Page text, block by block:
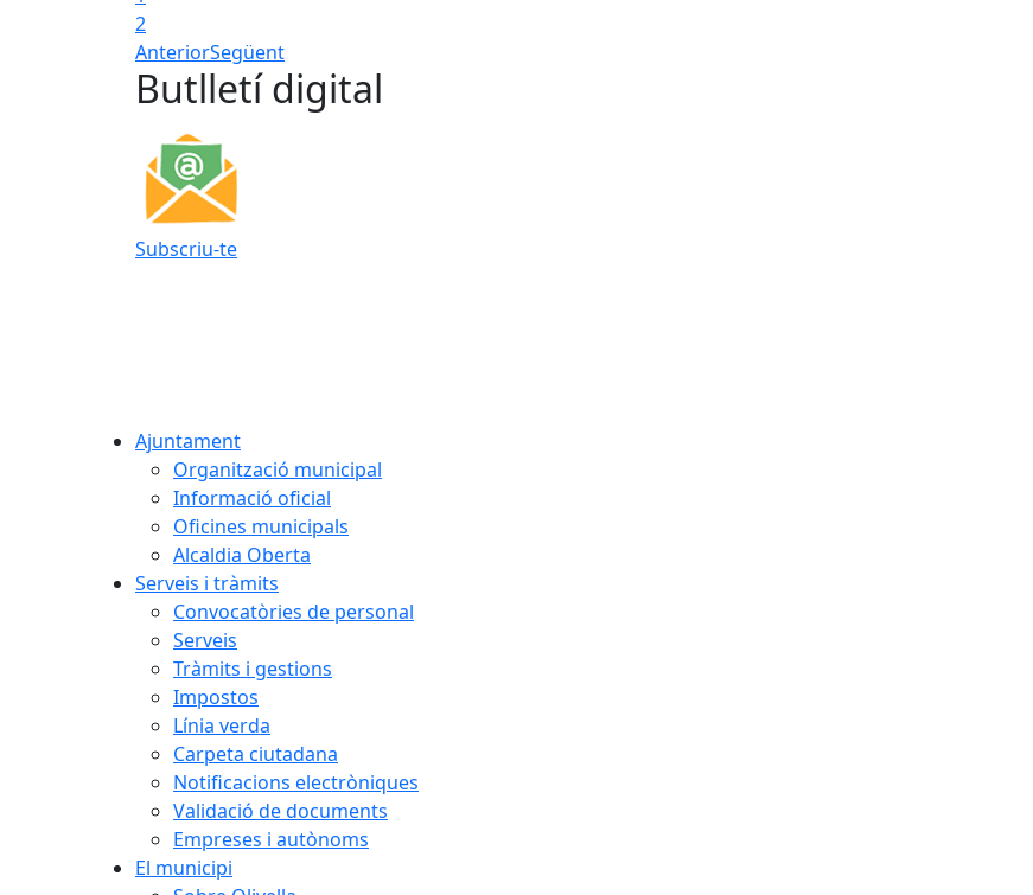
2
AnteriorSegüent
Butlletí digital
Subscriu-te
Ajuntament
Organització municipal
Informació oficial
Oficines municipals
Alcaldia Oberta
Serveis i tràmits
Convocatòries de personal
Serveis
Tràmits i gestions
Impostos
Línia verda
Carpeta ciutadana
Notificacions electròniques
Validació de documents
Empreses i autònoms
El municipi